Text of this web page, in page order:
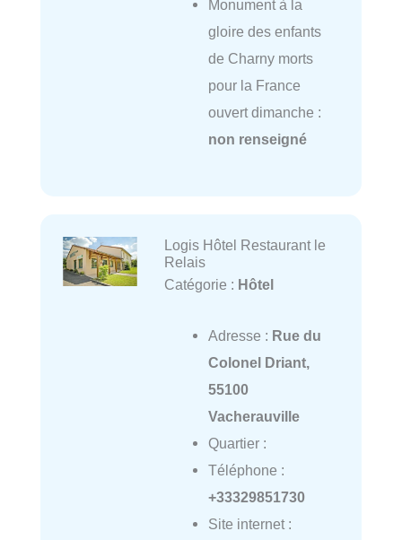
Monument à la
gloire des enfants
de Charny morts
pour la France
ouvert dimanche :
non renseigné
Logis Hôtel Restaurant le
Relais
Catégorie : Hôtel
Adresse : Rue du
Colonel Driant,
55100
Vacherauville
Quartier :
Téléphone :
+33329851730
Site internet :